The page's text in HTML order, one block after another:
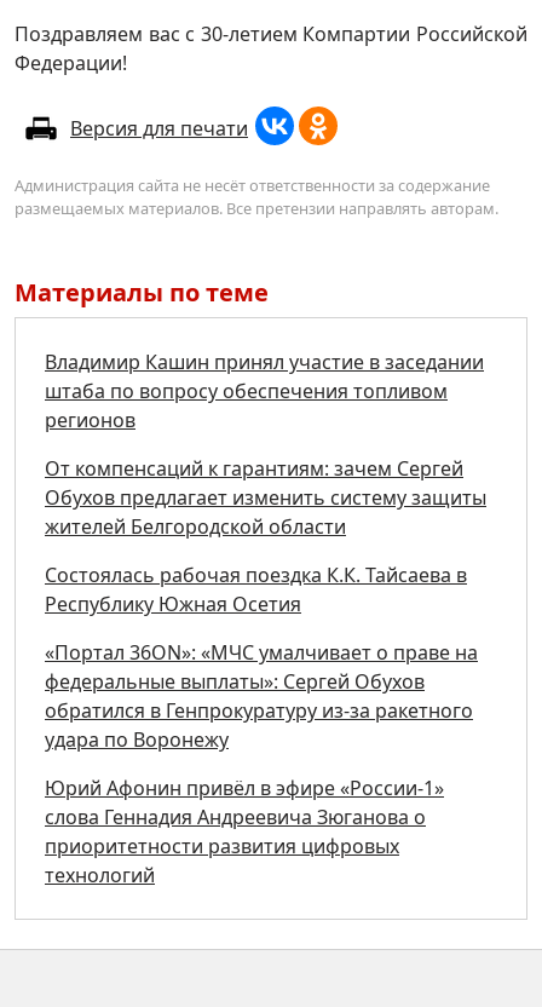
Поздравляем вас с 30-летием Компартии Российской
Федерации!
Версия для печати
Администрация сайта не несёт ответственности за содержание
размещаемых материалов. Все претензии направлять авторам.
Материалы по теме
Владимир Кашин принял участие в заседании
штаба по вопросу обеспечения топливом
регионов
От компенсаций к гарантиям: зачем Сергей
Обухов предлагает изменить систему защиты
жителей Белгородской области
Состоялась рабочая поездка К.К. Тайсаева в
Республику Южная Осетия
«Портал 36ON»: «МЧС умалчивает о праве на
федеральные выплаты»: Сергей Обухов
обратился в Генпрокуратуру из-за ракетного
удара по Воронежу
Юрий Афонин привёл в эфире «России-1»
слова Геннадия Андреевича Зюганова о
приоритетности развития цифровых
технологий